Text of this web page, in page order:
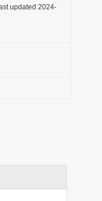
updated 2024-